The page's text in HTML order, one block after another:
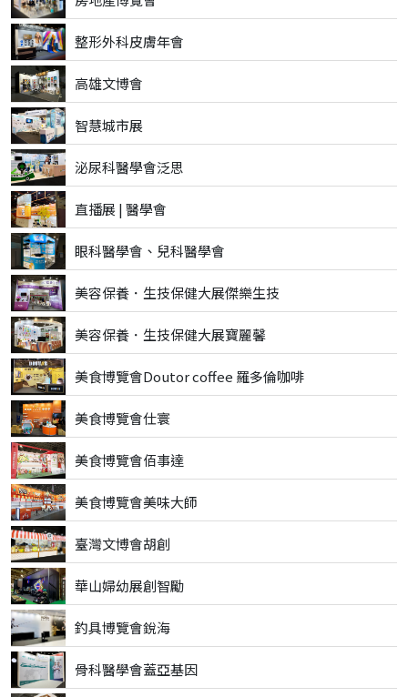
整形外科皮膚年會
高雄文博會
智慧城市展
泌尿科醫學會泛思
直播展 | 醫學會
眼科醫學會、兒科醫學會
美容保養．生技保健大展傑樂生技
美容保養．生技保健大展寶麗馨
美食博覽會Doutor coffee 羅多倫咖啡
美食博覽會仕寰
美食博覽會佰事達
美食博覽會美味大師
臺灣文博會胡創
華山婦幼展創智勵
釣具博覽會銳海
骨科醫學會蓋亞基因